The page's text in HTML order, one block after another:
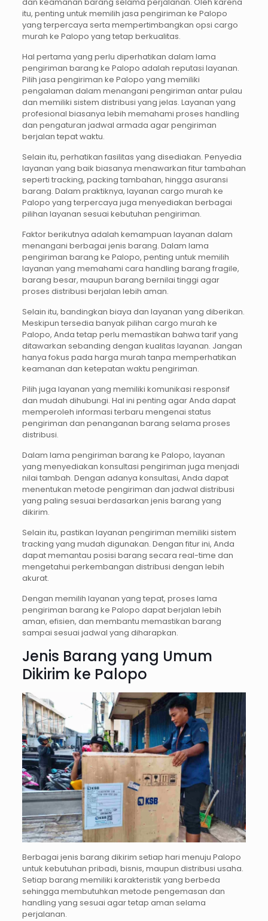
dan keamanan barang selama perjalanan. Oleh karena
itu, penting untuk memilih jasa pengiriman ke Palopo
yang terpercaya serta mempertimbangkan opsi cargo
murah ke Palopo yang tetap berkualitas.
Hal pertama yang perlu diperhatikan dalam lama
pengiriman barang ke Palopo adalah reputasi layanan.
Pilih jasa pengiriman ke Palopo yang memiliki
pengalaman dalam menangani pengiriman antar pulau
dan memiliki sistem distribusi yang jelas. Layanan yang
profesional biasanya lebih memahami proses handling
dan pengaturan jadwal armada agar pengiriman
berjalan tepat waktu.
Selain itu, perhatikan fasilitas yang disediakan. Penyedia
layanan yang baik biasanya menawarkan fitur tambahan
seperti tracking, packing tambahan, hingga asuransi
barang. Dalam praktiknya, layanan cargo murah ke
Palopo yang terpercaya juga menyediakan berbagai
pilihan layanan sesuai kebutuhan pengiriman.
Faktor berikutnya adalah kemampuan layanan dalam
menangani berbagai jenis barang. Dalam lama
pengiriman barang ke Palopo, penting untuk memilih
layanan yang memahami cara handling barang fragile,
barang besar, maupun barang bernilai tinggi agar
proses distribusi berjalan lebih aman.
Selain itu, bandingkan biaya dan layanan yang diberikan.
Meskipun tersedia banyak pilihan cargo murah ke
Palopo, Anda tetap perlu memastikan bahwa tarif yang
ditawarkan sebanding dengan kualitas layanan. Jangan
hanya fokus pada harga murah tanpa memperhatikan
keamanan dan ketepatan waktu pengiriman.
Pilih juga layanan yang memiliki komunikasi responsif
dan mudah dihubungi. Hal ini penting agar Anda dapat
memperoleh informasi terbaru mengenai status
pengiriman dan penanganan barang selama proses
distribusi.
Dalam lama pengiriman barang ke Palopo, layanan
yang menyediakan konsultasi pengiriman juga menjadi
nilai tambah. Dengan adanya konsultasi, Anda dapat
menentukan metode pengiriman dan jadwal distribusi
yang paling sesuai berdasarkan jenis barang yang
dikirim.
Selain itu, pastikan layanan pengiriman memiliki sistem
tracking yang mudah digunakan. Dengan fitur ini, Anda
dapat memantau posisi barang secara real-time dan
mengetahui perkembangan distribusi dengan lebih
akurat.
Dengan memilih layanan yang tepat, proses lama
pengiriman barang ke Palopo dapat berjalan lebih
aman, efisien, dan membantu memastikan barang
sampai sesuai jadwal yang diharapkan.
Jenis Barang yang Umum
Dikirim ke Palopo
Berbagai jenis barang dikirim setiap hari menuju Palopo
untuk kebutuhan pribadi, bisnis, maupun distribusi usaha.
Setiap barang memiliki karakteristik yang berbeda
sehingga membutuhkan metode pengemasan dan
handling yang sesuai agar tetap aman selama
perjalanan.